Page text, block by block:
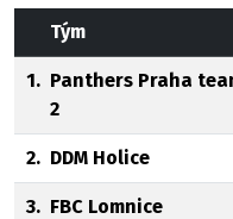
Tým
1. Panthers Praha
2
2. DDM Holice
3. FBC Lomnice